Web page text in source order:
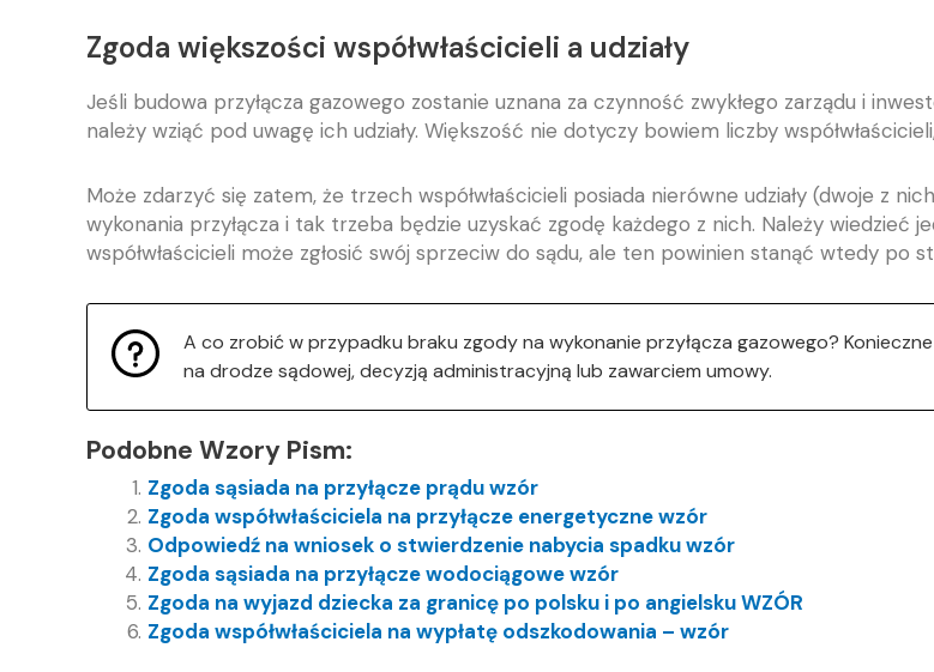
Zgoda większości współwłaścicieli a udziały
Jeśli budowa przyłącza gazowego zostanie uznana za czynność zwykłego zarządu i
należy wziąć pod uwagę ich udziały. Większość nie dotyczy bowiem liczby
Może zdarzyć się zatem, że trzech współwłaścicieli posiada nierówne udziały (dwoje z
wykonania przyłącza i tak trzeba będzie uzyskać zgodę każdego z nich. Należy wiedzieć
współwłaścicieli może zgłosić swój sprzeciw do sądu, ale ten powinien stanąć wtedy po
A co zrobić w przypadku braku zgody na wykonanie przyłącza gazowego?
na drodze sądowej, decyzją administracyjną lub zawarciem umowy.
Podobne Wzory Pism:
Zgoda sąsiada na przyłącze prądu wzór
Zgoda współwłaściciela na przyłącze energetyczne wzór
Odpowiedź na wniosek o stwierdzenie nabycia spadku wzór
Zgoda sąsiada na przyłącze wodociągowe wzór
Zgoda na wyjazd dziecka za granicę po polsku i po angielsku WZÓR
Zgoda współwłaściciela na wypłatę odszkodowania – wzór